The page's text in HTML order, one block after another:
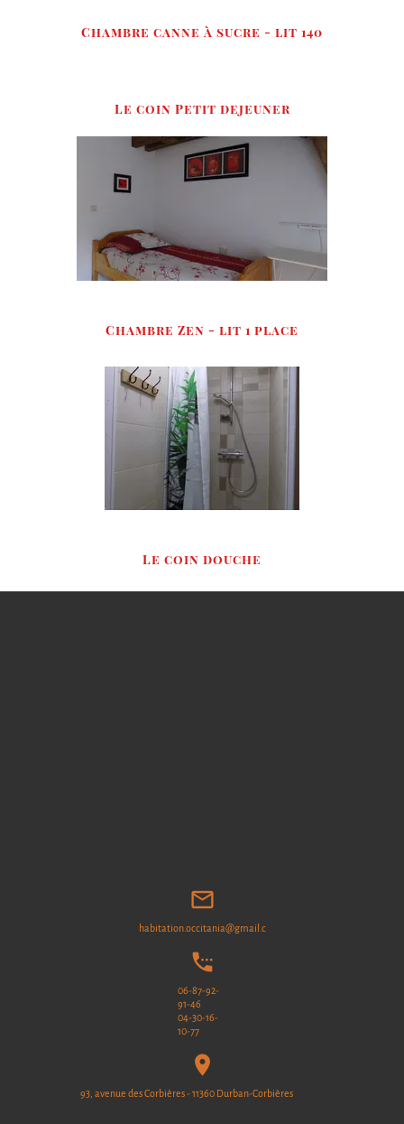
Chambre canne à sucre - lit 140
Le coin Petit dejeuner
Chambre Zen - lit 1 place
Le coin douche
mail_outline
habitation.occitania@gmail.com
settings_phone
06-87-92-
91-46
04-30-16-
10-77
location_on
93, avenue des Corbières - 11360 Durban-Corbières